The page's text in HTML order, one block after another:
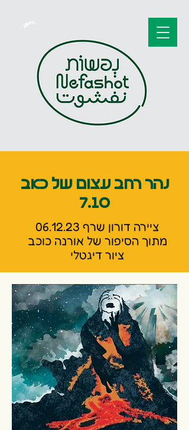
נהר רחב עצום של כאב
7.10
ציירה דורון שרף 06.12.23
מתוך הסיפור של אורנה כוכב
ציור דיגטלי